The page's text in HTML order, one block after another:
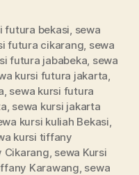
futura bekasi, sewa
futura cikarang, sewa
futura jababeka, sewa
kursi futura jakarta,
, sewa kursi futura
, sewa kursi jakarta
kursi kuliah Bekasi,
kursi tiffany
Cikarang, sewa Kursi
Karawang, sewa